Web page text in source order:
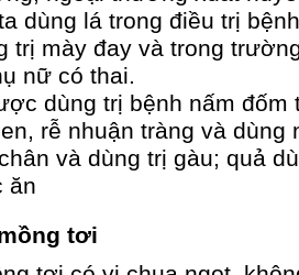
dùng lá trong điều trị
trị mày đay và trong
nữ có thai.
dùng trị bệnh nấm đốm
rễ nhuận tràng và dùng
và dùng trị gàu; quả
ăn
tơi